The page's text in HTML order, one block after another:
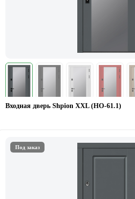
Входная дверь Shpion XXL (НО-61.1)
Под заказ